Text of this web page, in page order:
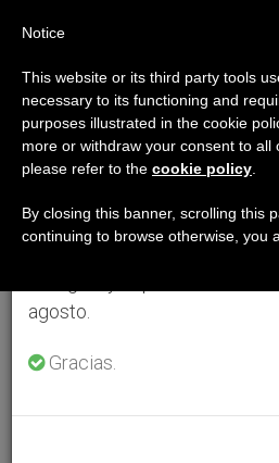
Aviso importante
Del 27 de julio al 7 de
anual, aprovechando que en
se generan menos
agosto.
Gracias.
Notice
This website or its third party tools
necessary to its functioning and
purposes illustrated in the cookie
more or withdraw your consent to all
please refer to the cookie policy
By closing this banner, scrolling this
continuing to browse otherwise, you